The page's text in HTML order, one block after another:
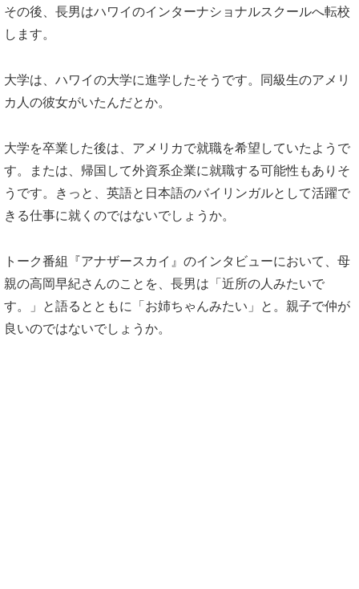
その後、長男はハワイのインターナショナルスクールへ転校
します。
大学は、ハワイの大学に進学したそうです。同級生のアメリ
カ人の彼女がいたんだとか。
大学を卒業した後は、アメリカで就職を希望していたようで
す。または、帰国して外資系企業に就職する可能性もありそ
うです。きっと、英語と日本語のバイリンガルとして活躍で
きる仕事に就くのではないでしょうか。
トーク番組『アナザースカイ』のインタビューにおいて、母
親の高岡早紀さんのことを、長男は「近所の人みたいで
す。」と語るとともに「お姉ちゃんみたい」と。親子で仲が
良いのではないでしょうか。